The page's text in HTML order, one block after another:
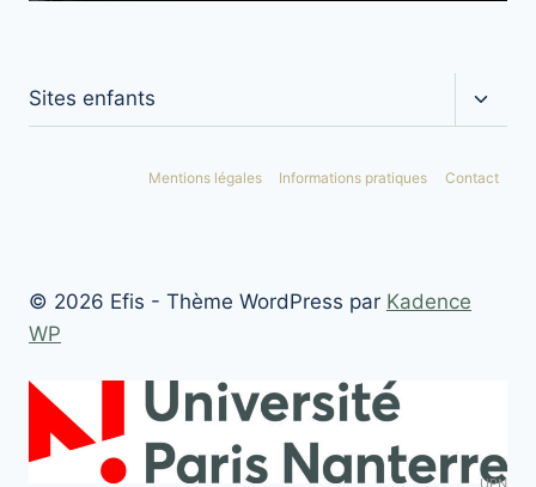
Sites enfants
le
enfant
Mentions légales Informations pratiques Contact
© 2026 Efis - Thème WordPress par Kadence
WP